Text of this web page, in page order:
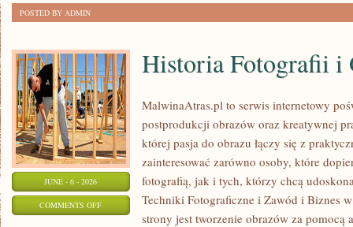
POSTED BY ADMIN
JUNE - 6 - 2026
COMMENTS OFFON
Historia Fotografii i
MalwinaAtras.pl to serwis internetowy
postprodukcji obrazów oraz kreatywnej
której pasja do obrazu łączy się z
zainteresować zarówno osoby, które
fotografią, jak i tych, którzy chcą
Techniki Fotograficzne i Zawód i Biznes
strony jest tworzenie obrazów za pomocą